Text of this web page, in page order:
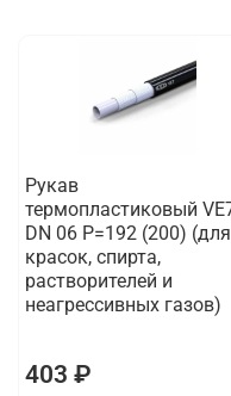
Рукав
термопластиковый
DN 06 P=192 (200) (для
красок, спирта,
растворителей и
неагрессивных газов)
403 ₽